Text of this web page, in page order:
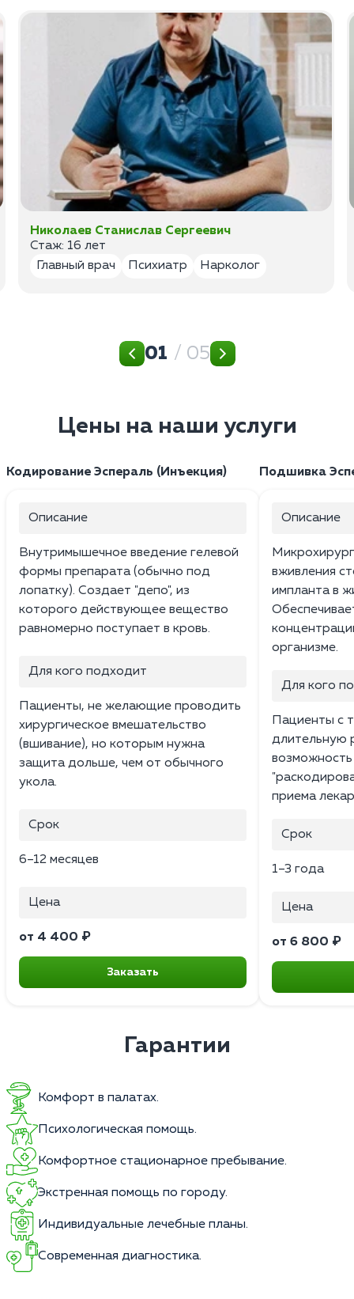
Николаев Станислав Сергеевич
Стаж: 16 лет
Главный врач
Психиатр Нарколог
01 / 05
Цены на наши услуги
Кодирование Эспераль (Инъекция)
Описание
Внутримышечное введение гелевой
формы препарата (обычно под
лопатку). Создает "депо", из
которого действующее вещество
равномерно поступает в кровь.
Для кого подходит
Пациенты, не желающие проводить
хирургическое вмешательство
(вшивание), но которым нужна
защита дольше, чем от обычного
укола.
Срок
6–12 месяцев
Цена
от 4 400 ₽
Заказать
Подшивка
Описание
вживления
импланта в
организме.
Для кого
Пациенты с
длительную
приема
Срок
1–3 года
Цена
от 6 800 ₽
Гарантии
Комфорт в палатах.
Психологическая помощь.
Комфортное стационарное пребывание.
Экстренная помощь по городу.
Индивидуальные лечебные планы.
Современная диагностика.